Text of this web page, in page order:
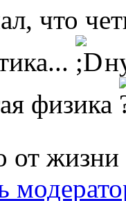
что
физика
от